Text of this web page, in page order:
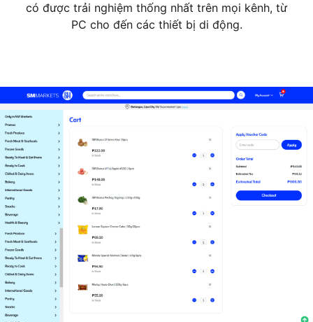
có được trải nghiệm thống nhất trên mọi kênh, từ
PC cho đến các thiết bị di động.